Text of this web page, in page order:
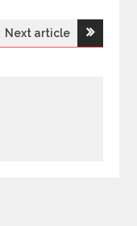
Next article